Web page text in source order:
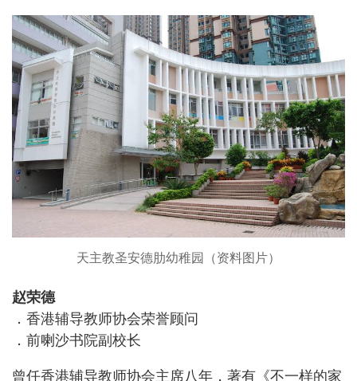
天主教圣安德肋幼稚园（资料图片）
赵荣德
．香港辅导教师协会荣誉顾问
．前喇沙书院副校长
曾任香港辅导教师协会主席八年，著有《不一样的家